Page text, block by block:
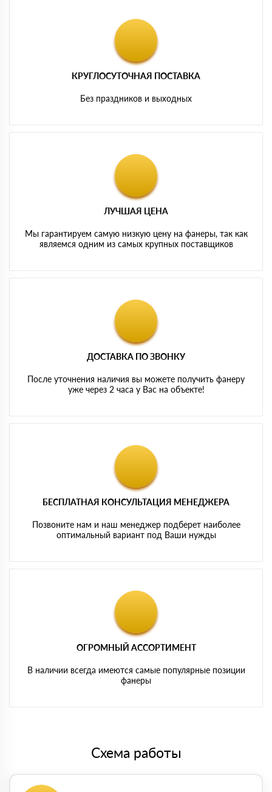
КРУГЛОСУТОЧНАЯ ПОСТАВКА
Без праздников и выходных
ЛУЧШАЯ ЦЕНА
Мы гарантируем самую низкую цену на фанеры, так как
являемся одним из самых крупных поставщиков
ДОСТАВКА ПО ЗВОНКУ
После уточнения наличия вы можете получить фанеру
уже через 2 часа у Вас на объекте!
БЕСПЛАТНАЯ КОНСУЛЬТАЦИЯ МЕНЕДЖЕРА
Позвоните нам и наш менеджер подберет наиболее
оптимальный вариант под Ваши нужды
ОГРОМНЫЙ АССОРТИМЕНТ
В наличии всегда имеются самые популярные позиции
фанеры
Схема работы